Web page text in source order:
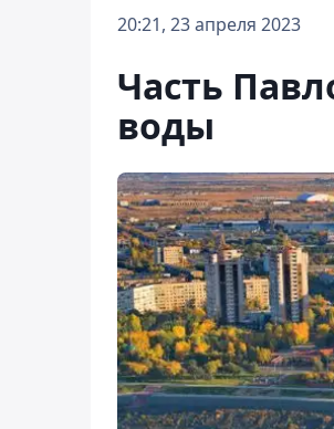
20:21, 23 апреля 2023
Часть
воды